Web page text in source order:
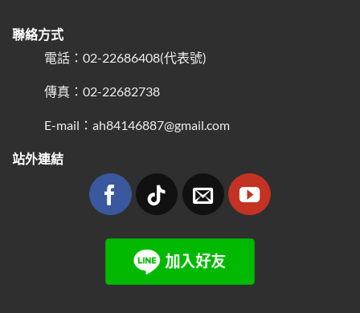
聯絡方式
電話：02-22686408(代表號)
傳真：02-22682738
E-mail：ah84146887@gmail.com
站外連結